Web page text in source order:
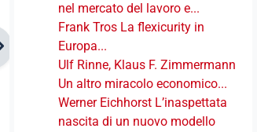
nel mercato del lavoro e...
Frank Tros La flexicurity in
Europa...
Ulf Rinne, Klaus F. Zimmermann
Un altro miracolo economico...
Werner Eichhorst L’inaspettata
nascita di un nuovo modello